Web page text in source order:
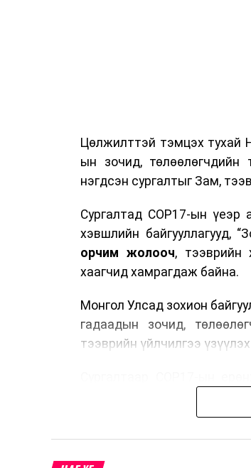
Цөлжилттэй тэмцэх тухай
ын зочид, төлөөлөгчдийн
нэгдсэн сургалтыг Зам,
Сургалтад COP17-ын үеэр
хэвшлийн байгууллагууд,
орчим жолооч, тээврийн
хаагчид хамрагдаж байна.
Монгол Улсад зохион
гадаадын зочид,
тээврийн үйлчилгээ
зочид, төлөөлөгчдийн
хариуцлага, сахилга бат,